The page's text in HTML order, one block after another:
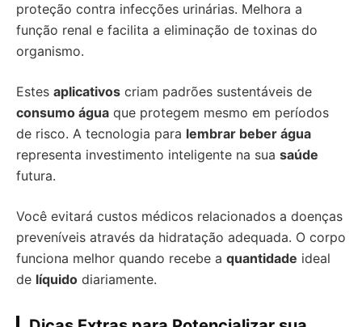
proteção contra infecções urinárias. Melhora a
função renal e facilita a eliminação de toxinas do
organismo.
Estes aplicativos criam padrões sustentáveis de
consumo água que protegem mesmo em períodos
de risco. A tecnologia para lembrar beber água
representa investimento inteligente na sua saúde
futura.
Você evitará custos médicos relacionados a doenças
preveníveis através da hidratação adequada. O corpo
funciona melhor quando recebe a quantidade ideal
de líquido diariamente.